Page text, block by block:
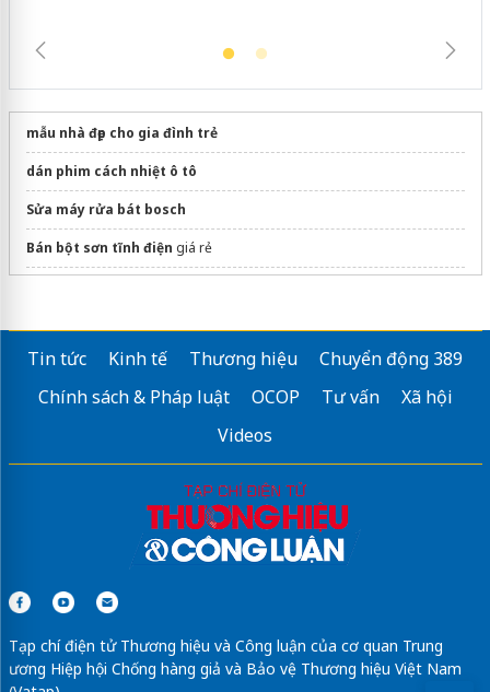
mẫu nhà đẹp cho gia đình trẻ
dán phim cách nhiệt ô tô
Sửa máy rửa bát bosch
Bán bột sơn tĩnh điện giá rẻ
Tin tức Kinh tế Thương hiệu
Chuyển động 389
Chính sách & Pháp luật
OCOP Tư vấn
Xã hội
Videos
Tạp chí điện tử Thương hiệu và Công luận của cơ quan Trung
ương Hiệp hội Chống hàng giả và Bảo vệ Thương hiệu Việt Nam